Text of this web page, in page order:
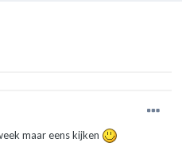
maar eens kijken